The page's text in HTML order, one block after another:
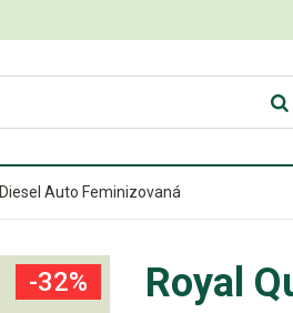
Diesel Auto Feminizovaná
Royal
-32%